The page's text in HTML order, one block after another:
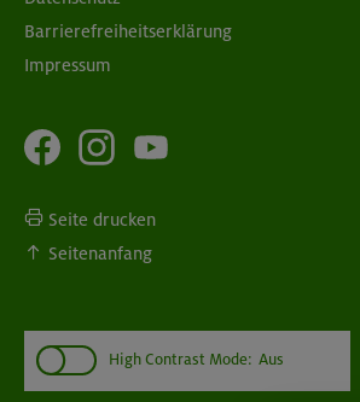
Barrierefreiheitserklärung
Impressum
Seite drucken
Seitenanfang
High Contrast Mode: Aus